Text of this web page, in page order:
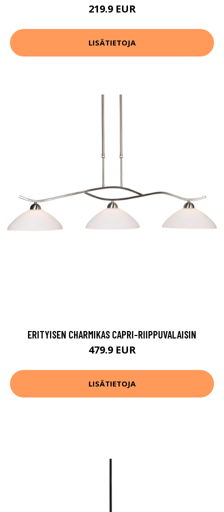
219.9 EUR
LISÄTIETOJA
ERITYISEN CHARMIKAS CAPRI-RIIPPUVALAISIN
479.9 EUR
LISÄTIETOJA